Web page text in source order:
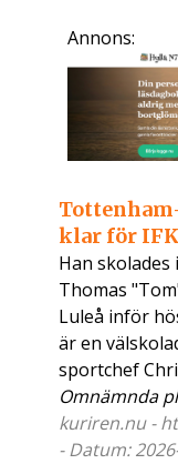
Annons:
klar för
Han
Thomas
Luleå inför
är en
sportchef
Omnämnda
kuriren.nu -
- Datum: